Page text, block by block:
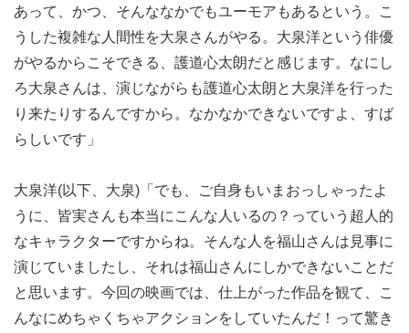
あって、かつ、そんななかでもユーモアもあるという。こ
うした複雑な人間性を大泉さんがやる。大泉洋という俳優
がやるからこそできる、護道心太朗だと感じます。なにし
ろ大泉さんは、演じながらも護道心太朗と大泉洋を行った
り来たりするんですから。なかなかできないですよ、すば
らしいです」
大泉洋(以下、大泉)「でも、ご自身もいまおっしゃったよ
うに、皆実さんも本当にこんな人いるの？っていう超人的
なキャラクターですからね。そんな人を福山さんは見事に
演じていましたし、それは福山さんにしかできないことだ
と思います。今回の映画では、仕上がった作品を観て、こ
んなにめちゃくちゃアクションをしていたんだ！って驚き